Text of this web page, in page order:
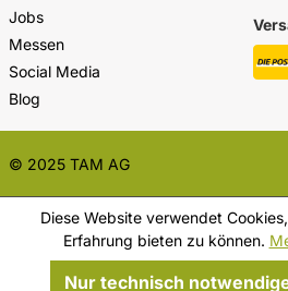
Jobs
Messen
Social Media
Blog
© 2025 TAM AG
Diese Website verwendet
Erfahrung bieten zu können.
Nur technisch